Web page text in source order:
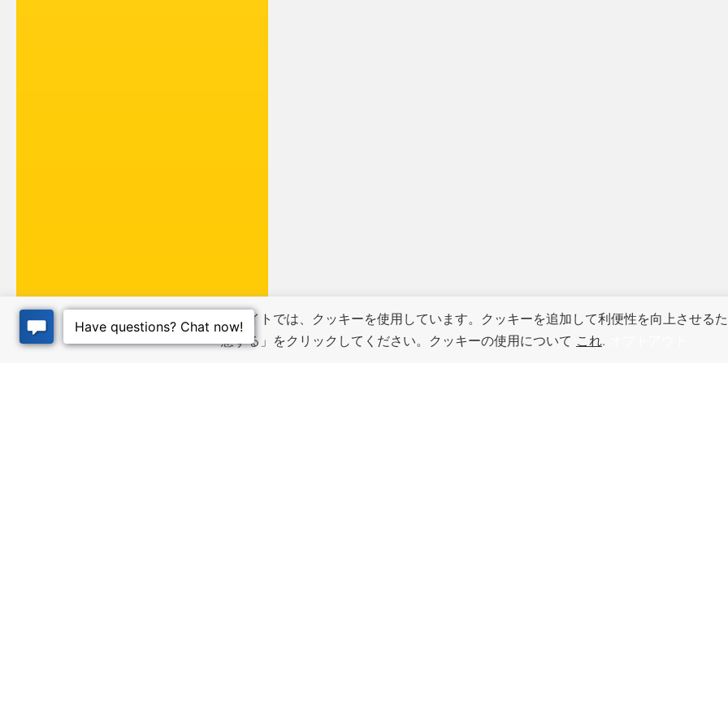
当サイトでは、クッキーを使用しています。クッキーを追加して利便性を向上させる
意する」をクリックしてください。クッキーの使用について これ.